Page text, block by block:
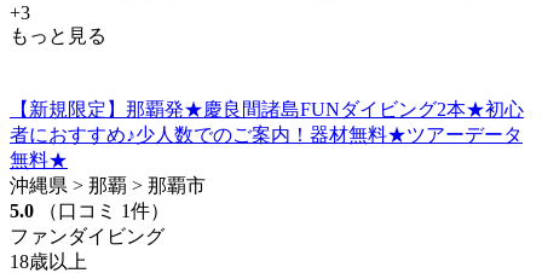
+3
もっと見る
【新規限定】那覇発★慶良間諸島FUNダイビング2本★初心
者におすすめ♪少人数でのご案内！器材無料★ツアーデータ
無料★
沖縄県 > 那覇 > 那覇市
5.0
（口コミ 1件）
ファンダイビング
18歳以上